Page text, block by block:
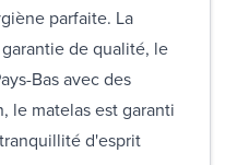
parfaite. La
de qualité, le
Bas avec des
le matelas est garanti
d'esprit